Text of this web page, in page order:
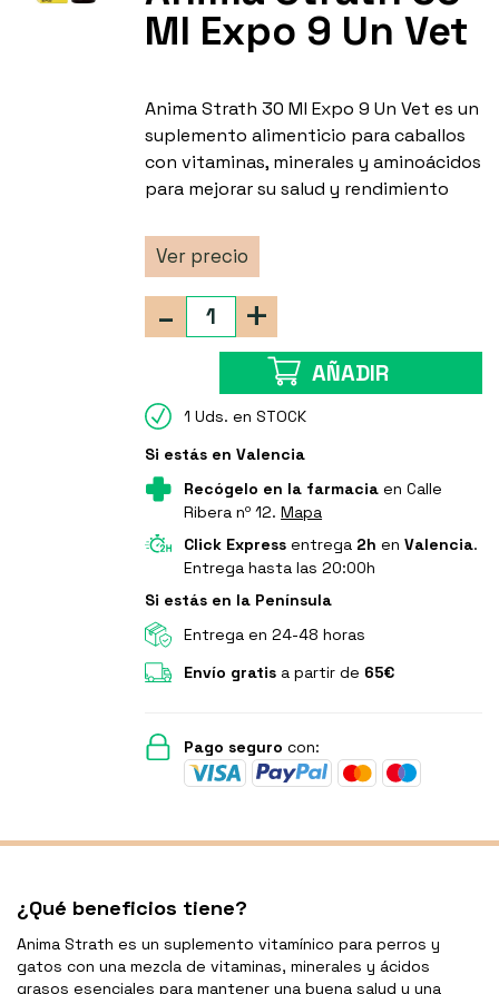
Ml Expo 9 Un Vet
Anima Strath 30 Ml Expo 9 Un Vet es un
suplemento alimenticio para caballos
con vitaminas, minerales y aminoácidos
para mejorar su salud y rendimiento
Ver precio
+
-
AÑADIR
1 Uds. en STOCK
Si estás en Valencia
Recógelo en la farmacia en Calle
Ribera nº 12.Mapa
Click Express entrega 2h enValencia.
Entrega hasta las 20:00h
Si estás en la Península
Entrega en 24-48 horas
Envío gratis a partir de 65€
Pago seguro con:
¿Qué beneficios tiene?
Anima Strath es un suplemento vitamínico para perros y
gatos con una mezcla de vitaminas, minerales y ácidos
grasos esenciales para mantener una buena salud y una